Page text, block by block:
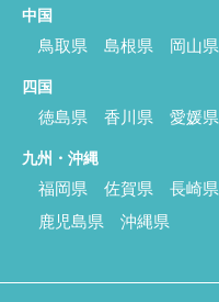
中国
鳥取県 島根県 岡山県
四国
徳島県 香川県 愛媛県
九州・沖縄
福岡県 佐賀県 長崎県
鹿児島県
沖縄県